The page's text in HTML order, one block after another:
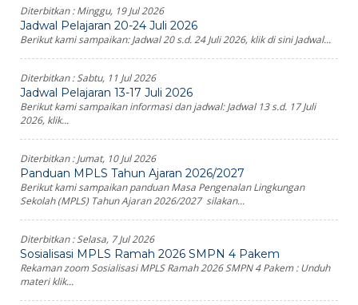
Diterbitkan :Minggu, 19 Jul 2026
Jadwal Pelajaran 20-24 Juli 2026
Berikut kami sampaikan: Jadwal 20 s.d. 24 Juli 2026, klik di sini Jadwal...
Diterbitkan :Sabtu, 11 Jul 2026
Jadwal Pelajaran 13-17 Juli 2026
Berikut kami sampaikan informasi dan jadwal: Jadwal 13 s.d. 17 Juli
2026, klik...
Diterbitkan :Jumat, 10 Jul 2026
Panduan MPLS Tahun Ajaran 2026/2027
Berikut kami sampaikan panduan Masa Pengenalan Lingkungan
Sekolah (MPLS) Tahun Ajaran 2026/2027 silakan...
Diterbitkan :Selasa, 7 Jul 2026
Sosialisasi MPLS Ramah 2026 SMPN 4 Pakem
Rekaman zoom Sosialisasi MPLS Ramah 2026 SMPN 4 Pakem : Unduh
materi klik...